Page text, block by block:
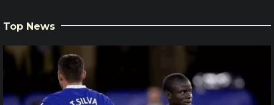
Top News